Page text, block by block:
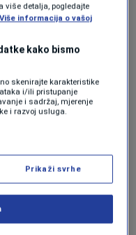
a.
više detalja, pogledajte
Više informacija o vašoj
kako bismo
skenirajte karakteristike
i/ili pristupanje
i sadržaj, mjerenje
i razvoj usluga.
Prikaži svrhe